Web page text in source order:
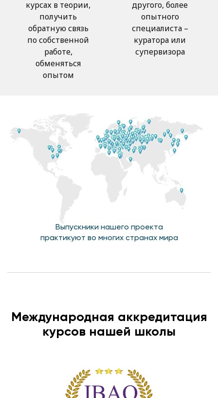
курсах в теории,
получить
обратную связь
по собственной
работе,
обменяться
опытом
другого, более
опытного
специалиста –
куратора или
супервизора
Выпускники нашего проекта
практикуют во многих странах мира
Международная аккредитация
курсов нашей школы